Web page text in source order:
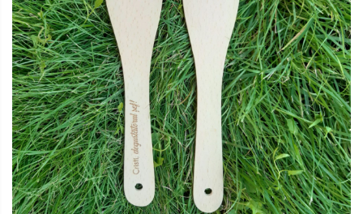
Globuri personalizate
Decoratiuni Craciun
Pachete cadou Craciun
Paste
Decoratiuni Paste
Valentines Day
Cadouri indragostiti
1-8 Martie